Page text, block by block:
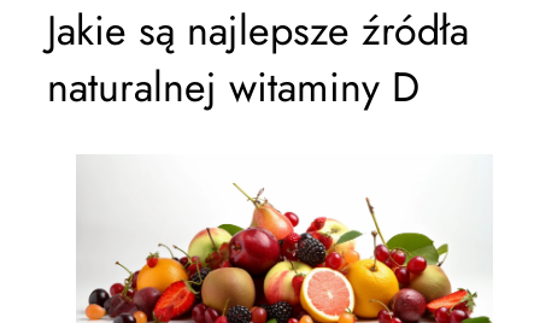
Jakie są najlepsze źródła
naturalnej witaminy D